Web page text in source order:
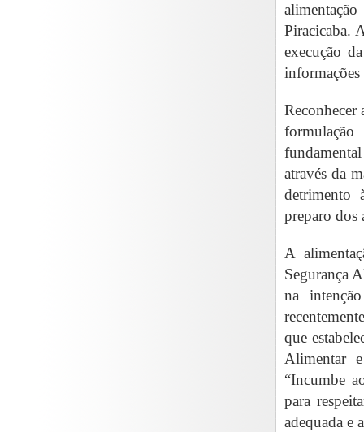
Piracicaba.
execução
Reconhecer
através da
detrimento
preparo dos
A
Segurança
na
que
Alimentar
“Incumbe
para
adequada e